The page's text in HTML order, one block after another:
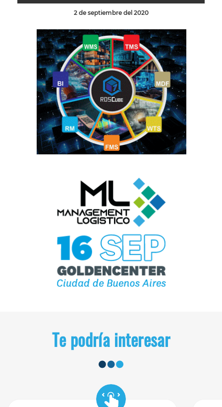
2 de septiembre del 2020
Te podría interesar